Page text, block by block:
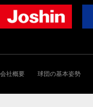
会社概要 球団の基本姿勢